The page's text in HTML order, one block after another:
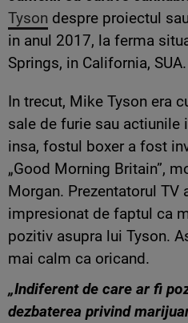
Tyson despre proiectul
in anul 2017, la ferma
Springs, in California, SUA.
In trecut, Mike Tyson era
sale de furie sau actiunile
insa, fostul boxer a fost
„Good Morning Britain”,
Morgan. Prezentatorul TV
impresionat de faptul ca
pozitiv asupra lui Tyson.
mai calm ca oricand.
„Indiferent de care ar fi
dezbaterea privind